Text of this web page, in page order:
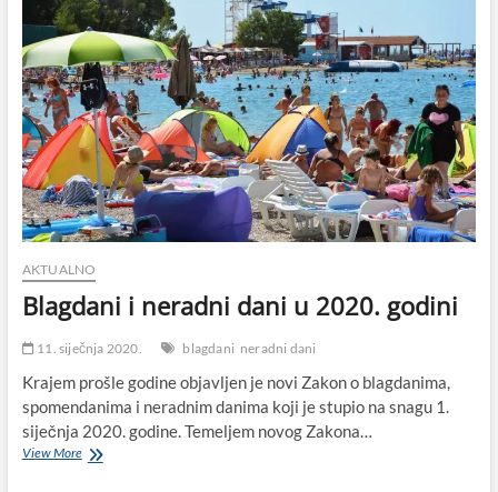
AKTUALNO
Blagdani i neradni dani u 2020. godini
11. siječnja 2020. blagdani neradni dani
Krajem prošle godine objavljen je novi Zakon o blagdanima,
spomendanima i neradnim danima koji je stupio na snagu 1.
siječnja 2020. godine. Temeljem novog Zakona…
View MoreBlagdani